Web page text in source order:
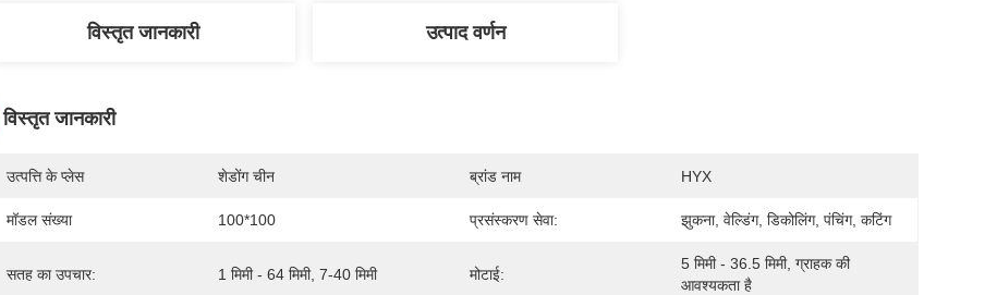
विस्तृत जानकारी उत्पाद वर्णन
विस्तृत जानकारी
उत्पत्ति के प्लेस शेडोंग चीन ब्रांड नाम HYX
मॉडल संख्या 100*100 प्रसंस्करण सेवा: झुकना, वेल्डिंग, डिकोलिंग, पंचिंग, कटिंग
सतह का उपचार: 1 मिमी - 64 मिमी, 7-40 मिमी मोटाई:
5 मिमी - 36.5 मिमी, ग्राहक की
आवश्यकता है